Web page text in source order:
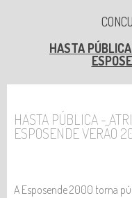
OPORTUNIDADE
HASTA
HASTA PÚBLICA -
ESPOSENDE VERÃO
A Esposende 2000 torna